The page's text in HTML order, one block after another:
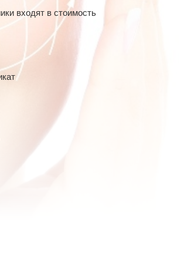
входят в стоимость